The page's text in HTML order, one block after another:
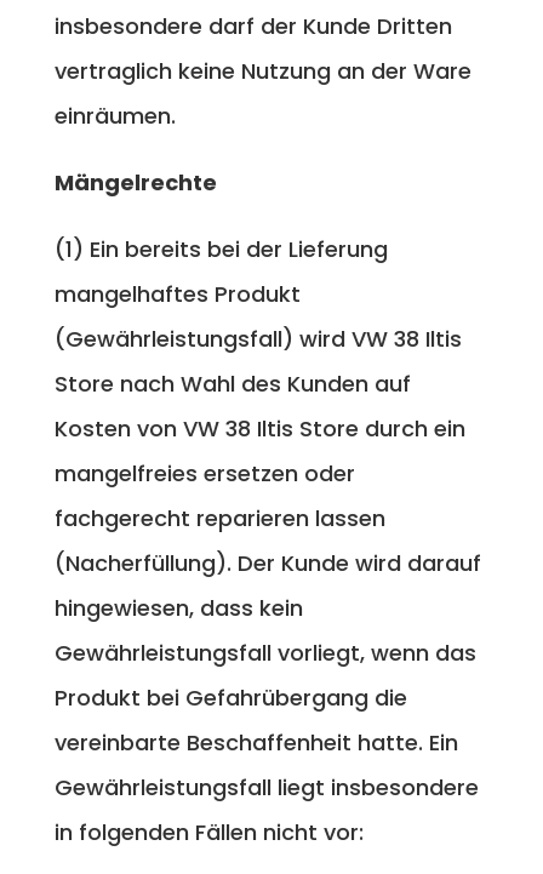
insbesondere darf der Kunde Dritten
vertraglich keine Nutzung an der Ware
einräumen.
Mängelrechte
(1) Ein bereits bei der Lieferung
mangelhaftes Produkt
(Gewährleistungsfall) wird VW 38 Iltis
Store nach Wahl des Kunden auf
Kosten von VW 38 Iltis Store durch ein
mangelfreies ersetzen oder
fachgerecht reparieren lassen
(Nacherfüllung). Der Kunde wird darauf
hingewiesen, dass kein
Gewährleistungsfall vorliegt, wenn das
Produkt bei Gefahrübergang die
vereinbarte Beschaffenheit hatte. Ein
Gewährleistungsfall liegt insbesondere
in folgenden Fällen nicht vor: